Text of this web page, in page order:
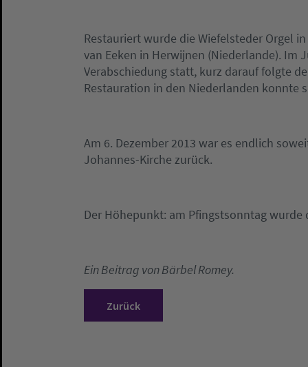
Restauriert wurde die Wiefelsteder Orgel
van Eeken in Herwijnen (Niederlande). Im
Verabschiedung statt, kurz darauf folgte
Restauration in den Niederlanden konnte
Am 6. Dezember 2013 war es endlich
Johannes-Kirche zurück.
Der Höhepunkt: am Pfingstsonntag
Ein Beitrag von Bärbel Romey.
Zurück